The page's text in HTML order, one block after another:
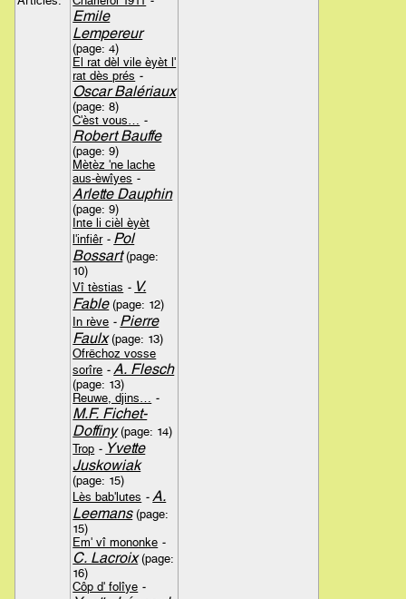
Emile
Lempereur
(page: 4)
El rat dèl vile èyèt l'
rat dès prés -
Oscar Balériaux
(page: 8)
C'èst vous…
-
Robert Bauffe
(page: 9)
Mètèz 'ne lache
aus-èwîyes -
Arlette Dauphin
(page: 9)
Inte li cièl èyèt
l'infiêr - Pol
Bossart(page:
10)
Vî tèstias - V.
Fable(page: 12)
In rève - Pierre
Faulx(page: 13)
Ofrëchoz vosse
sorîre - A. Flesch
(page: 13)
Reuwe, djins…
-
M.F. Fichet-
Doffiny(page: 14)
Trop - Yvette
Juskowiak
(page: 15)
Lès bab'lutes - A.
Leemans(page:
15)
Em' vî mononke -
C. Lacroix(page:
16)
Côp d' folîye -